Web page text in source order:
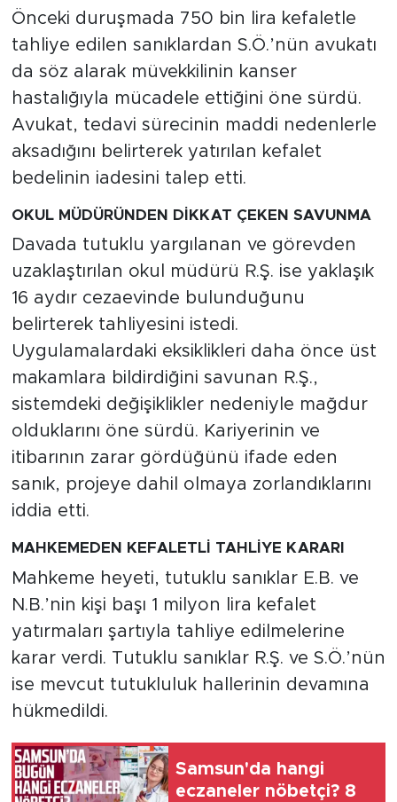
Önceki duruşmada 750 bin lira kefaletle
tahliye edilen sanıklardan S.Ö.’nün avukatı
da söz alarak müvekkilinin kanser
hastalığıyla mücadele ettiğini öne sürdü.
Avukat, tedavi sürecinin maddi nedenlerle
aksadığını belirterek yatırılan kefalet
bedelinin iadesini talep etti.
OKUL MÜDÜRÜNDEN DİKKAT ÇEKEN SAVUNMA
Davada tutuklu yargılanan ve görevden
uzaklaştırılan okul müdürü R.Ş. ise yaklaşık
16 aydır cezaevinde bulunduğunu
belirterek tahliyesini istedi.
Uygulamalardaki eksiklikleri daha önce üst
makamlara bildirdiğini savunan R.Ş.,
sistemdeki değişiklikler nedeniyle mağdur
olduklarını öne sürdü. Kariyerinin ve
itibarının zarar gördüğünü ifade eden
sanık, projeye dahil olmaya zorlandıklarını
iddia etti.
MAHKEMEDEN KEFALETLİ TAHLİYE KARARI
Mahkeme heyeti, tutuklu sanıklar E.B. ve
N.B.’nin kişi başı 1 milyon lira kefalet
yatırmaları şartıyla tahliye edilmelerine
karar verdi. Tutuklu sanıklar R.Ş. ve S.Ö.’nün
ise mevcut tutukluluk hallerinin devamına
hükmedildi.
Samsun'da hangi
eczaneler nöbetçi? 8